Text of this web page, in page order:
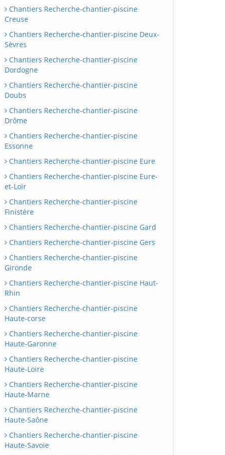
Chantiers Recherche-chantier-piscine
Creuse
Chantiers Recherche-chantier-piscine Deux-
Sèvres
Chantiers Recherche-chantier-piscine
Dordogne
Chantiers Recherche-chantier-piscine
Doubs
Chantiers Recherche-chantier-piscine
Drôme
Chantiers Recherche-chantier-piscine
Essonne
Chantiers Recherche-chantier-piscine Eure
Chantiers Recherche-chantier-piscine Eure-
et-Loir
Chantiers Recherche-chantier-piscine
Finistère
Chantiers Recherche-chantier-piscine Gard
Chantiers Recherche-chantier-piscine Gers
Chantiers Recherche-chantier-piscine
Gironde
Chantiers Recherche-chantier-piscine Haut-
Rhin
Chantiers Recherche-chantier-piscine
Haute-corse
Chantiers Recherche-chantier-piscine
Haute-Garonne
Chantiers Recherche-chantier-piscine
Haute-Loire
Chantiers Recherche-chantier-piscine
Haute-Marne
Chantiers Recherche-chantier-piscine
Haute-Saône
Chantiers Recherche-chantier-piscine
Haute-Savoie